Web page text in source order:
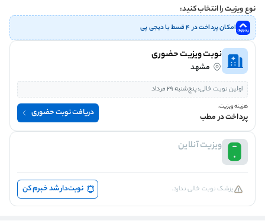
نوع ویزیت را انتخاب کنید:
امکان پرداخت در ۴ قسط با دیجی پی
نوبت ویزیت حضوری
مشهد
اولین نوبت خالی:پنج‌شنبه 29 مرداد
هزینه ویزیت:
پرداخت در مطب دریافت نوبت حضوری
ویزیت آنلاین
پزشک نوبت خالی ندارد. نوبت‌دار شد خبرم کن